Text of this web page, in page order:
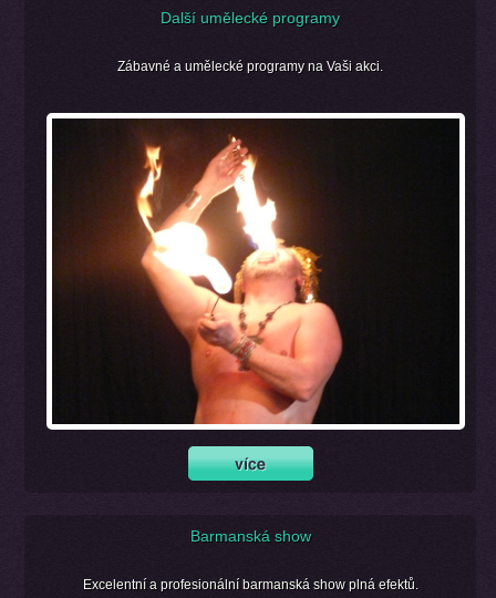
Další umělecké programy
Zábavné a umělecké programy na Vaši akci.
Barmanská show
Excelentní a profesionální barmanská show plná efektů.